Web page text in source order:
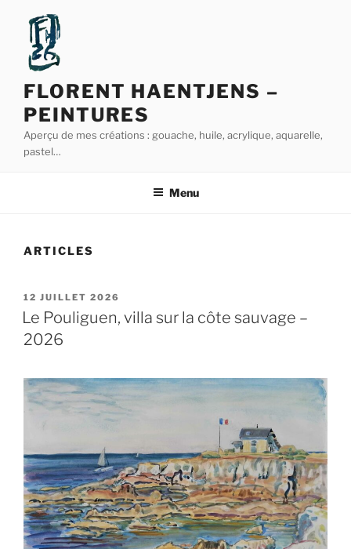
contenu
principal
FLORENT HAENTJENS –
PEINTURES
Aperçu de mes créations : gouache, huile, acrylique, aquarelle,
pastel…
Menu
ARTICLES
PUBLIÉ
LE
12 JUILLET 2026
Le Pouliguen, villa sur la côte sauvage –
2026